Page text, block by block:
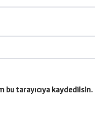
bu tarayıcıya kaydedilsin.